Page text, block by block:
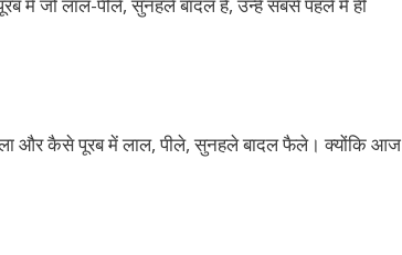
और कैसे पूरब में लाल, पीले, सुनहले बादल फैले। क्योंकि आज